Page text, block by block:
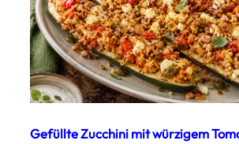
Gefüllte Zucchini mit würzigem